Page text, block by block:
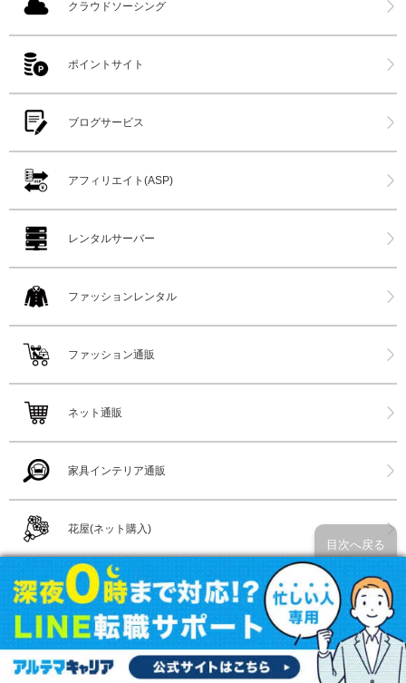
クラウドソーシング
ポイントサイト
ブログサービス
アフィリエイト(ASP)
レンタルサーバー
ファッションレンタル
ファッション通販
ネット通販
家具インテリア通販
花屋(ネット購入)
コンタクトレンズ販売店
メガネ店
目次へ戻る